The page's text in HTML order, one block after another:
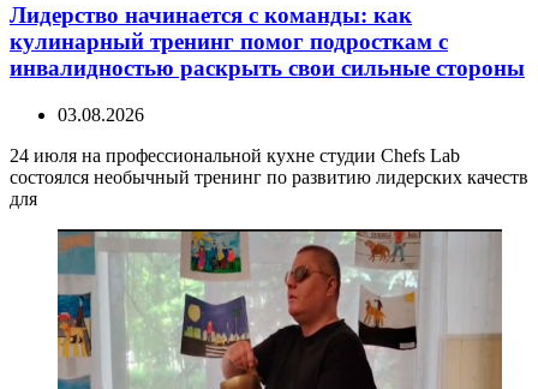
Лидерство начинается с команды: как
кулинарный тренинг помог подросткам с
инвалидностью раскрыть свои сильные стороны
03.08.2026
24 июля на профессиональной кухне студии Chefs Lab
состоялся необычный тренинг по развитию лидерских качеств
для